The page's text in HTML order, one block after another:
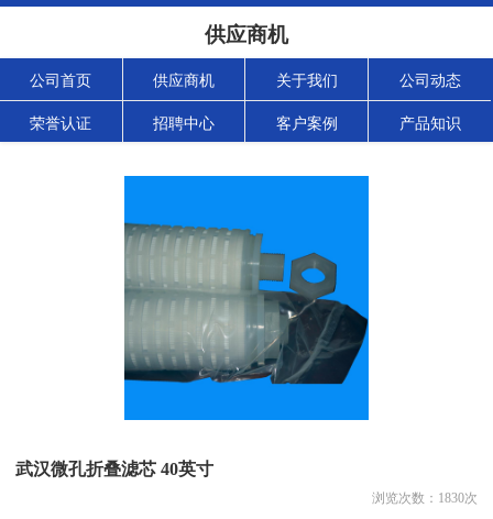
供应商机
公司首页 供应商机 关于我们 公司动态
荣誉认证 招聘中心 客户案例 产品知识
武汉微孔折叠滤芯 40英寸
浏览次数： 1830次